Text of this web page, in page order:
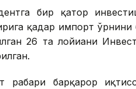
бир қатор
қадар импорт
26 та лойиҳани
раҳбари барқарор